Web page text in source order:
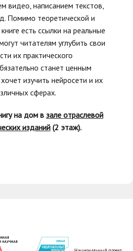
видео, написанием текстов,
Помимо теоретической и
есть ссылки на реальные
читателям углубить свои
их практического
станет ценным
изучить нейросети и их
сферах.
на дом в зале отраслевой
изданий (2 этаж).